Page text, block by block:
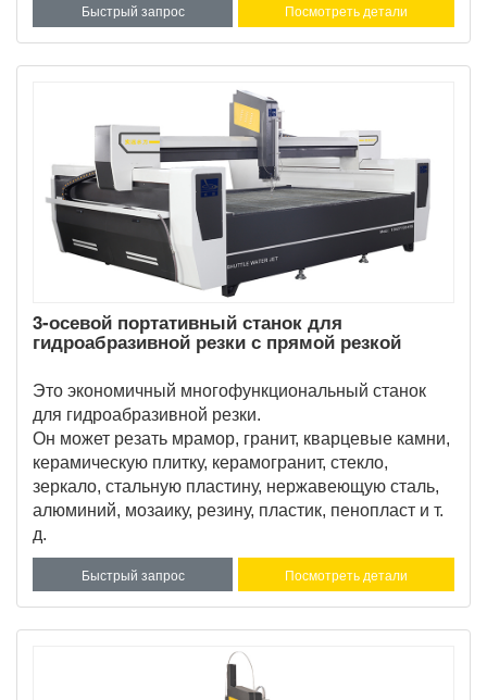
Быстрый запрос Посмотреть детали
3-осевой портативный станок для
гидроабразивной резки с прямой резкой
Это экономичный многофункциональный станок
для гидроабразивной резки.
Он может резать мрамор, гранит, кварцевые камни,
керамическую плитку, керамогранит, стекло,
зеркало, стальную пластину, нержавеющую сталь,
алюминий, мозаику, резину, пластик, пенопласт и т.
д.
Быстрый запрос Посмотреть детали